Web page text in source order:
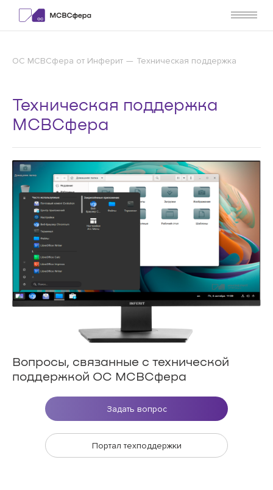
ОС МСВСфера от Инферит Техническая поддержка
Техническая поддержка
МСВСфера
Вопросы, связанные с технической
поддержкой ОС МСВСфера
Задать вопрос
Портал техподдержки